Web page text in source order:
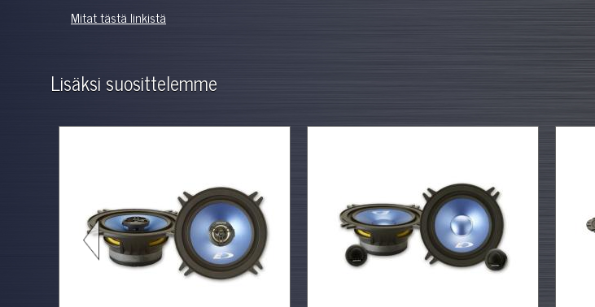
Mitat tästä linkistä
Lisäksi suosittelemme